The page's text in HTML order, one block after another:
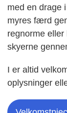
med en drage
myres færd
regnorme
skyerne
I er altid
oplysninger